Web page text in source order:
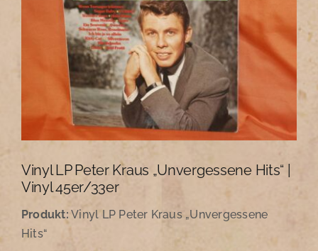
Datenschutzerklärung
+436504036869
zum Shop
Vinyl LP Peter Kraus „Unvergessene Hits“ |
Vinyl 45er/33er
Produkt: Vinyl LP Peter Kraus „Unvergessene
Hits“